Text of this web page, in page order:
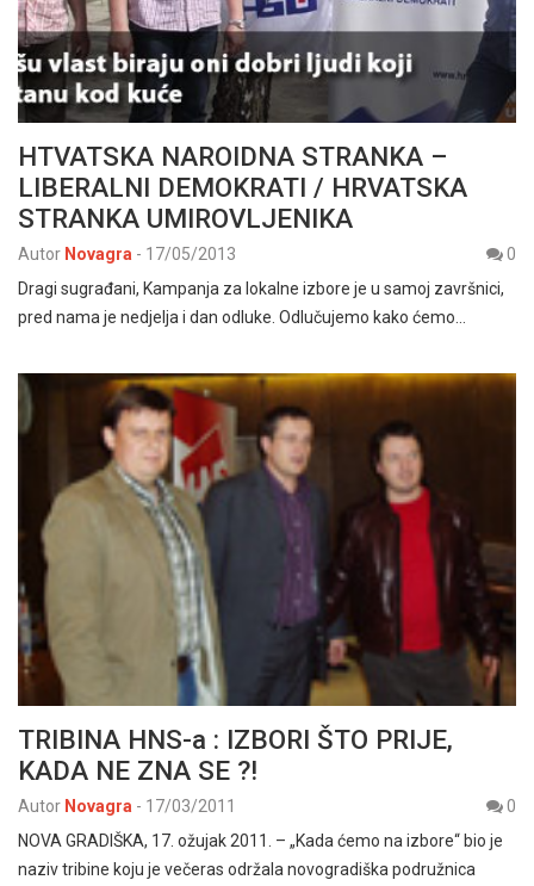
HTVATSKA NAROIDNA STRANKA –
LIBERALNI DEMOKRATI / HRVATSKA
STRANKA UMIROVLJENIKA
Autor Novagra - 17/05/2013
0
Dragi sugrađani, Kampanja za lokalne izbore je u samoj završnici,
pred nama je nedjelja i dan odluke. Odlučujemo kako ćemo…
TRIBINA HNS-a : IZBORI ŠTO PRIJE,
KADA NE ZNA SE ?!
Autor Novagra - 17/03/2011
0
NOVA GRADIŠKA, 17. ožujak 2011. – „Kada ćemo na izbore“ bio je
naziv tribine koju je večeras održala novogradiška podružnica